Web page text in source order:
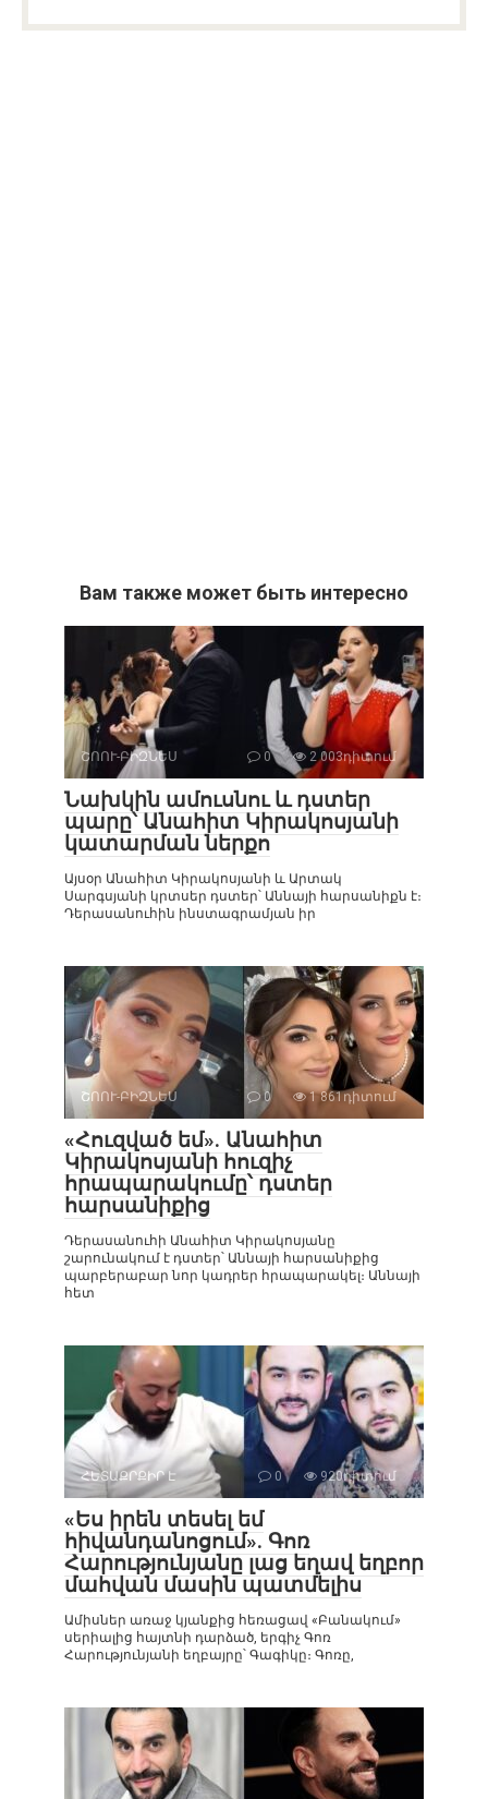
Вам также может быть интересно
ՇՈՈՒ-ԲԻԶՆԵՍ 0 2 003դիտում
Նախկին ամուսնու և դստեր
պարը՝ Անահիտ Կիրակոսյանի
կատարման ներքո
Այսօր Անահիտ Կիրակոսյանի և Արտակ
Սարգսյանի կրտսեր դստեր՝ Աննայի հարսանիքն է։
Դերասանուհին ինստագրամյան իր
ՇՈՈՒ-ԲԻԶՆԵՍ 0 1 861դիտում
«Հուզված եմ». Անահիտ
Կիրակոսյանի հուզիչ
հրապարակումը՝ դստեր
հարսանիքից
Դերասանուհի Անահիտ Կիրակոսյանը
շարունակում է դստեր՝ Աննայի հարսանիքից
պարբերաբար նոր կադրեր հրապարակել։ Աննայի
հետ
ՀԵՏԱՔՐՔԻՐ Է 0 920դիտում
«Ես իրեն տեսել եմ
հիվանդանոցում». Գոռ
Հարությունյանը լաց եղավ եղբոր
մահվան մասին պատմելիս
Ամիսներ առաջ կյանքից հեռացավ «Բանակում»
սերիալից հայտնի դարձած, երգիչ Գոռ
Հարությունյանի եղբայրը՝ Գագիկը։ Գոռը,